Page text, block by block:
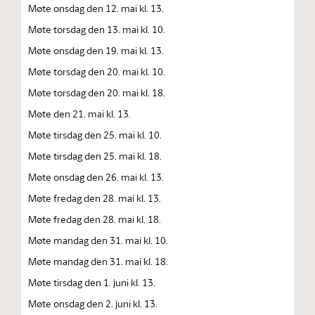
Møte onsdag den 12. mai kl. 13.
Møte torsdag den 13. mai kl. 10.
Møte onsdag den 19. mai kl. 13.
Møte torsdag den 20. mai kl. 10.
Møte torsdag den 20. mai kl. 18.
Møte den 21. mai kl. 13.
Møte tirsdag den 25. mai kl. 10.
Møte tirsdag den 25. mai kl. 18.
Møte onsdag den 26. mai kl. 13.
Møte fredag den 28. mai kl. 13.
Møte fredag den 28. mai kl. 18.
Møte mandag den 31. mai kl. 10.
Møte mandag den 31. mai kl. 18.
Møte tirsdag den 1. juni kl. 13.
Møte onsdag den 2. juni kl. 13.